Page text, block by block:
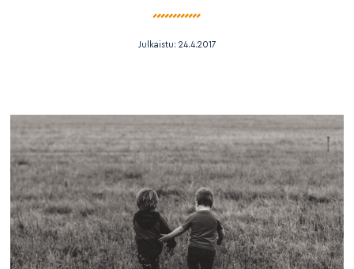
Julkaistu: 24.4.2017